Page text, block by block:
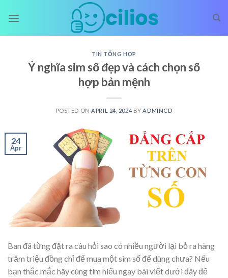
TIN TỔNG HỢP
Ý nghĩa sim số đẹp và cách chọn số
hợp bản mệnh
POSTED ON APRIL 24, 2024 BY ADMINCD
24
Apr
Ban đã từng đặt ra câu hỏi sao có nhiều người lại bỏ ra hàng
trăm triệu đồng chỉ để mua một sim số để dùng chưa? Nếu
bạn thắc mắc hãy cùng tìm hiểu ngay bài viết dưới đây để